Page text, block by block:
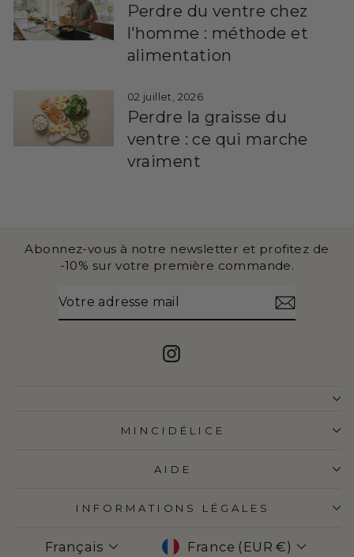
Perdre du ventre chez
l'homme : méthode et
alimentation
02 juillet, 2026
Perdre la graisse du
ventre : ce qui marche
vraiment
Abonnez-vous à notre newsletter et profitez de
-10% sur votre première commande.
ADRESSE
Instagram
MINCIDÉLICE
AIDE
INFORMATIONS LÉGALES
LANGUE
Français DEVISE
France (EUR €)